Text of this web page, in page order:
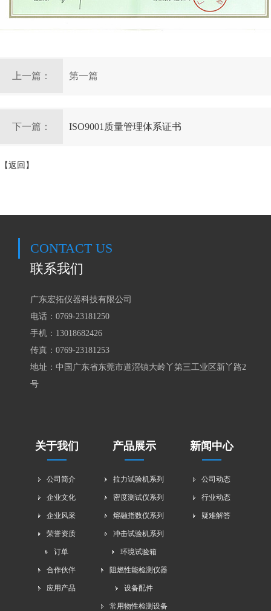
上一篇： 第一篇
下一篇： ISO9001质量管理体系证书
【返回】
CONTACT US
联系我们
广东宏拓仪器科技有限公司
电话：0769-23181250
手机： 13018682426
传真：0769-23181253
地址：中国广东省东莞市道滘镇大岭丫第三工业区新丫路2
号
关于我们
公司简介
企业文化
企业风采
荣誉资质
订单
合作伙伴
应用产品
产品展示
拉力试验机系列
密度测试仪系列
熔融指数仪系列
冲击试验机系列
环境试验箱
阻燃性能检测仪器
设备配件
常用物性检测设备
新闻中心
公司动态
行业动态
疑难解答